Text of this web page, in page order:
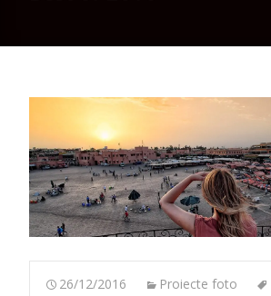
26/12/2016 Proiecte foto